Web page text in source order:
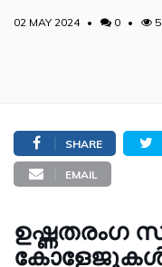
02 MAY 2024 0
SHARE
EMAIL
ഉഷ്ണതരംഗ
കോളേജുകള്‍